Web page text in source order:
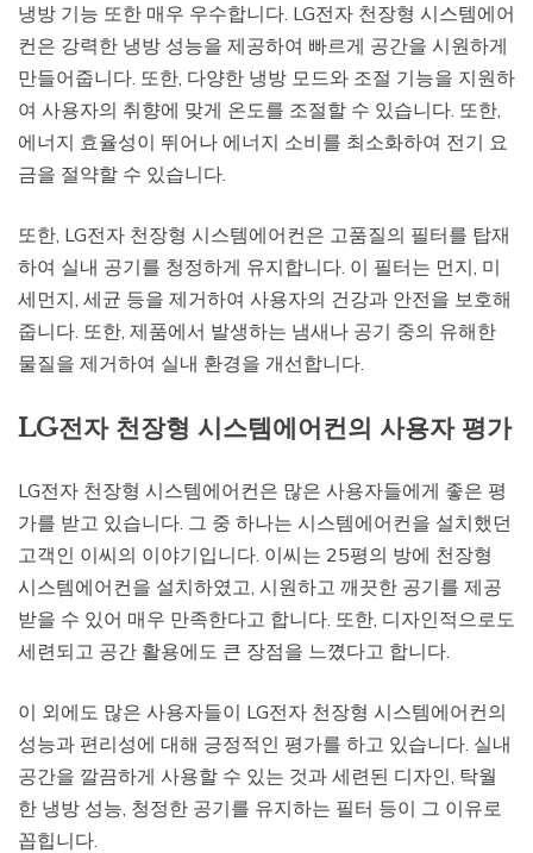
냉방 기능 또한 매우 우수합니다. LG전자 천장형 시스템에어
컨은 강력한 냉방 성능을 제공하여 빠르게 공간을 시원하게
만들어줍니다. 또한, 다양한 냉방 모드와 조절 기능을 지원하
여 사용자의 취향에 맞게 온도를 조절할 수 있습니다. 또한,
에너지 효율성이 뛰어나 에너지 소비를 최소화하여 전기 요
금을 절약할 수 있습니다.
또한, LG전자 천장형 시스템에어컨은 고품질의 필터를 탑재
하여 실내 공기를 청정하게 유지합니다. 이 필터는 먼지, 미
세먼지, 세균 등을 제거하여 사용자의 건강과 안전을 보호해
줍니다. 또한, 제품에서 발생하는 냄새나 공기 중의 유해한
물질을 제거하여 실내 환경을 개선합니다.
LG전자 천장형 시스템에어컨의 사용자 평가
LG전자 천장형 시스템에어컨은 많은 사용자들에게 좋은 평
가를 받고 있습니다. 그 중 하나는 시스템에어컨을 설치했던
고객인 이씨의 이야기입니다. 이씨는 25평의 방에 천장형
시스템에어컨을 설치하였고, 시원하고 깨끗한 공기를 제공
받을 수 있어 매우 만족한다고 합니다. 또한, 디자인적으로도
세련되고 공간 활용에도 큰 장점을 느꼈다고 합니다.
이 외에도 많은 사용자들이 LG전자 천장형 시스템에어컨의
성능과 편리성에 대해 긍정적인 평가를 하고 있습니다. 실내
공간을 깔끔하게 사용할 수 있는 것과 세련된 디자인, 탁월
한 냉방 성능, 청정한 공기를 유지하는 필터 등이 그 이유로
꼽힙니다.